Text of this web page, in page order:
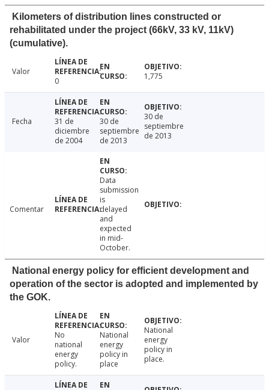
Kilometers of distribution lines constructed or
rehabilitated under the project (66kV, 33 kV, 11kV)
(cumulative).
Valor
0
1,775
Fecha
31 de
diciembre
de 2004
30 de
septiembre
de 2013
30 de
septiembre
de 2013
Comentar
Data
submission
is
delayed
and
expected
in mid-
October.
National energy policy for efficient development and
operation of the sector is adopted and implemented by
the GOK.
Valor
No
national
energy
policy.
National
energy
policy in
place
National
energy
policy in
place.